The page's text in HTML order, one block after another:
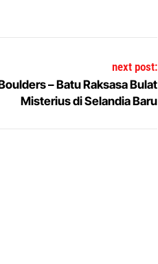
next post:
– Batu Raksasa Bulat
Misterius di Selandia Baru